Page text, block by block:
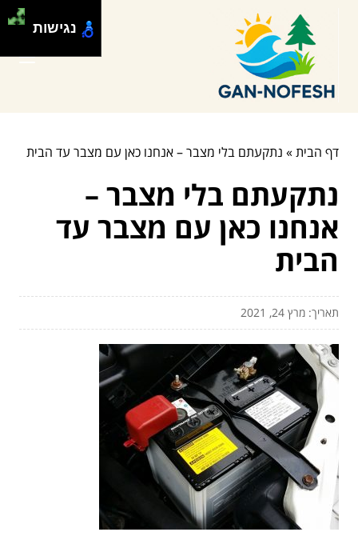
דף הבית» נתקעתם בלי מצבר – אנחנו כאן עם מצבר עד הבית
נתקעתם בלי מצבר –
אנחנו כאן עם מצבר עד
הבית
תאריך: מרץ 24, 2021
נגישות